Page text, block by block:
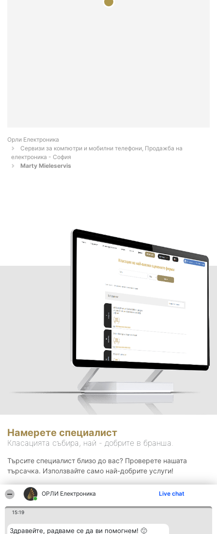
ОРЛИ Електроника Live chat
15:19
Здравейте, радваме се да ви помогнем! 🙂
Орли Електроника
Сервизи за компютри и мобилни телефони, Продажба на
електроника - София
Marty Mieleservis
Намерете специалист
Класацията събира, най - добрите в бранша.
Търсите специалист близо до вас? Проверете нашата
търсачка. Използвайте само най-добрите услуги!